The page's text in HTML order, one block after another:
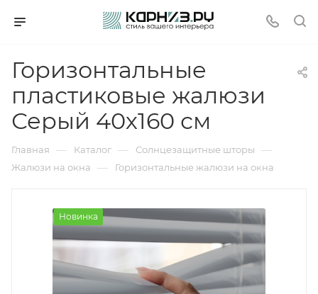
Горизонтальные
пластиковые жалюзи
Серый 40х160 см
Главная — Каталог — Солнцезащитные шторы —
Жалюзи на окна — Горизонтальные жалюзи на окна
Новинка